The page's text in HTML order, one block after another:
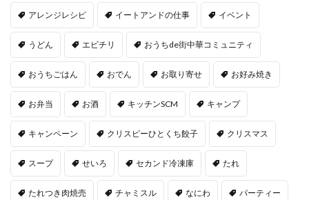
アレンジレシピ イートアンドの仕事 イベント
うどん エビチリ おうちde街中華コミュニティ
おうちごはん おでん お取り寄せ お好み焼き
お弁当 お酒 キッチンSCM キャンプ
キャンペーン クリスピーひとくち餃子 クリスマス
スープ せいろ セカンド冷凍庫 たれ
たれつき肉焼売 チャミスル なにわ パーティー